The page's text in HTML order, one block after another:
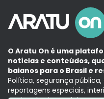
O Aratu On é uma
notícias e conteúdos,
baianos para o Brasil e
Política, segurança
reportagens especiais,